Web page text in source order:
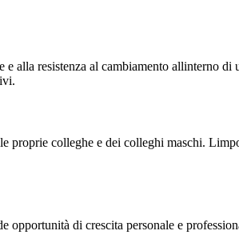
alla resistenza al cambiamento allinterno
colleghe e dei colleghi maschi.
di crescita personale e